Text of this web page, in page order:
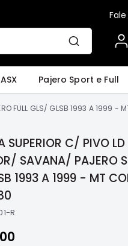
ASX Pajero Sport e Full
FULL GLS/ GLSB 1993 A 1999 -
SUPERIOR C/ PIVO
SAVANA/ PAJERO
1993 A 1999 - MT
R
inor